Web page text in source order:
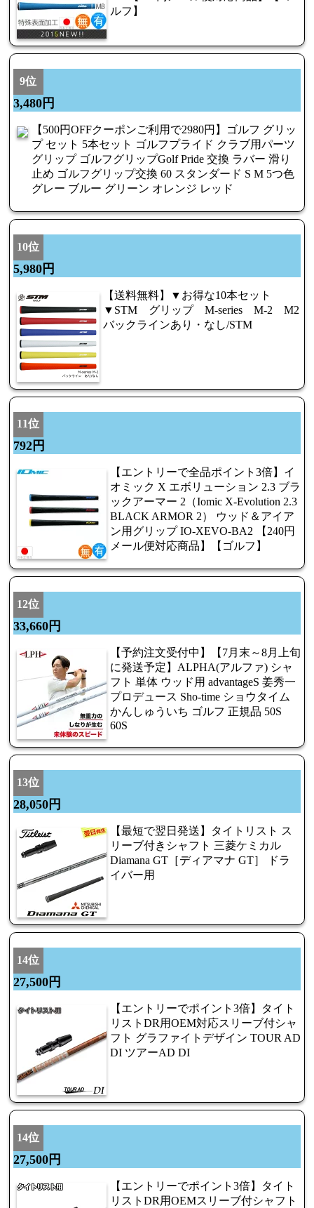
ルフ】
9位
3,480円
【500円OFFクーポンご利用で2980円】ゴルフ グリッ
プ セット 5本セット ゴルフプライド クラブ用パーツ
グリップ ゴルフグリップGolf Pride 交換 ラバー 滑り
止め ゴルフグリップ交換 60 スタンダード S M 5つ色
グレー ブルー グリーン オレンジ レッド
10位
5,980円
【送料無料】▼お得な10本セット
▼STM グリップ M-series M-2 M2
バックラインあり・なし/STM
11位
792円
【エントリーで全品ポイント3倍】イ
オミック X エボリューション 2.3 ブラ
ックアーマー 2（Iomic X-Evolution 2.3
BLACK ARMOR 2） ウッド＆アイア
ン用グリップ IO-XEVO-BA2 【240円
メール便対応商品】【ゴルフ】
12位
33,660円
【予約注文受付中】【7月末～8月上旬
に発送予定】ALPHA(アルファ) シャ
フト 単体 ウッド用 advantageS 姜秀一
プロデュース Sho-time ショウタイム
かんしゅういち ゴルフ 正規品 50S
60S
13位
28,050円
【最短で翌日発送】タイトリスト ス
リーブ付きシャフト 三菱ケミカル
Diamana GT［ディアマナ GT］ ドラ
イバー用
14位
27,500円
【エントリーでポイント3倍】タイト
リストDR用OEM対応スリーブ付シャ
フト グラファイトデザイン TOUR AD
DI ツアーAD DI
14位
27,500円
【エントリーでポイント3倍】タイト
リストDR用OEMスリーブ付シャフト